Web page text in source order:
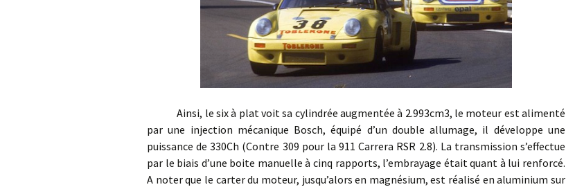
Ainsi, le six à plat voit sa cylindrée augmentée à 2.993cm3, le moteur est alimenté
par une injection mécanique Bosch, équipé d’un double allumage, il développe une
puissance de 330Ch (Contre 309 pour la 911 Carrera RSR 2.8). La transmission s’effectue
par le biais d’une boite manuelle à cinq rapports, l’embrayage était quant à lui renforcé.
A noter que le carter du moteur, jusqu’alors en magnésium, est réalisé en aluminium sur